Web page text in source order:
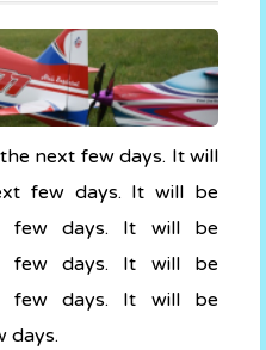
next few days. It will
few days. It will be
few days. It will be
few days. It will be
few days. It will be
days.